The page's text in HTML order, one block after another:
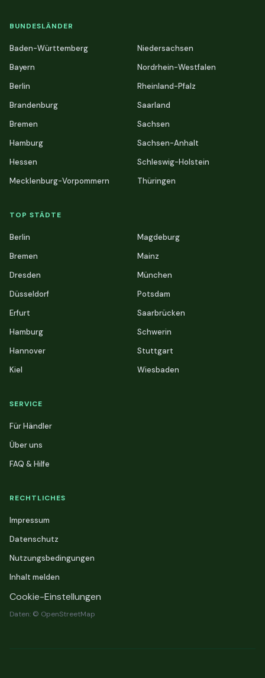
BUNDESLÄNDER
Baden-Württemberg
Bayern
Berlin
Brandenburg
Bremen
Hamburg
Hessen
Mecklenburg-Vorpommern
Niedersachsen
Nordrhein-Westfalen
Rheinland-Pfalz
Saarland
Sachsen
Sachsen-Anhalt
Schleswig-Holstein
Thüringen
TOP STÄDTE
Berlin
Bremen
Dresden
Düsseldorf
Erfurt
Hamburg
Hannover
Kiel
Magdeburg
Mainz
München
Potsdam
Saarbrücken
Schwerin
Stuttgart
Wiesbaden
SERVICE
Für Händler
Über uns
FAQ & Hilfe
RECHTLICHES
Impressum
Datenschutz
Nutzungsbedingungen
Inhalt melden
Cookie-Einstellungen
Daten: © OpenStreetMap